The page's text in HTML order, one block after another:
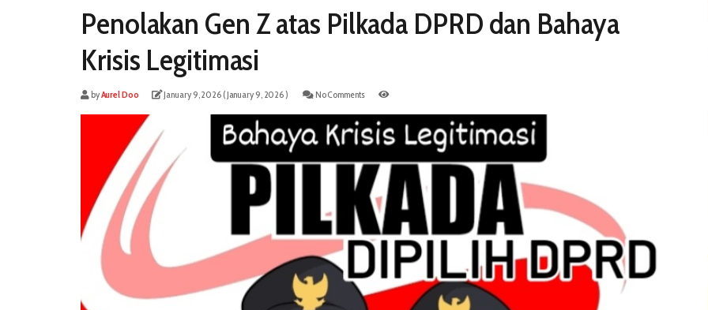
Penolakan Gen Z atas Pilkada DPRD dan Bahaya
Krisis Legitimasi
byAurel Doo January 9, 2026 ( January 9, 2026 ) No Comments